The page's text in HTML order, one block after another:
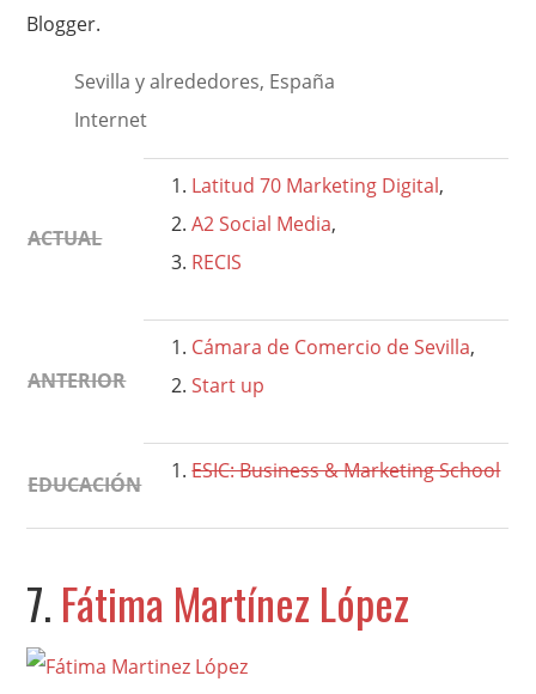
Blogger.
Sevilla y alrededores, España
Internet
ACTUAL
Latitud 70 Marketing Digital,
A2 Social Media,
RECIS
ANTERIOR
Cámara de Comercio de Sevilla,
Start up
EDUCACIÓN
ESIC: Business & Marketing School
7. Fátima Martínez López